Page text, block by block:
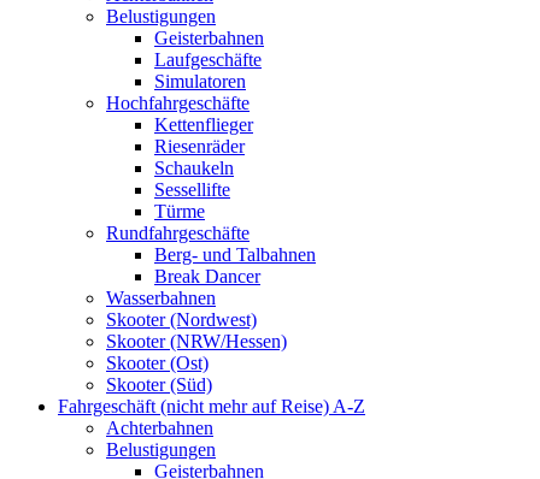
Belustigungen
Geisterbahnen
Laufgeschäfte
Simulatoren
Hochfahrgeschäfte
Kettenflieger
Riesenräder
Schaukeln
Sessellifte
Türme
Rundfahrgeschäfte
Berg- und Talbahnen
Break Dancer
Wasserbahnen
Skooter (Nordwest)
Skooter (NRW/Hessen)
Skooter (Ost)
Skooter (Süd)
Fahrgeschäft (nicht mehr auf Reise) A-Z
Achterbahnen
Belustigungen
Geisterbahnen